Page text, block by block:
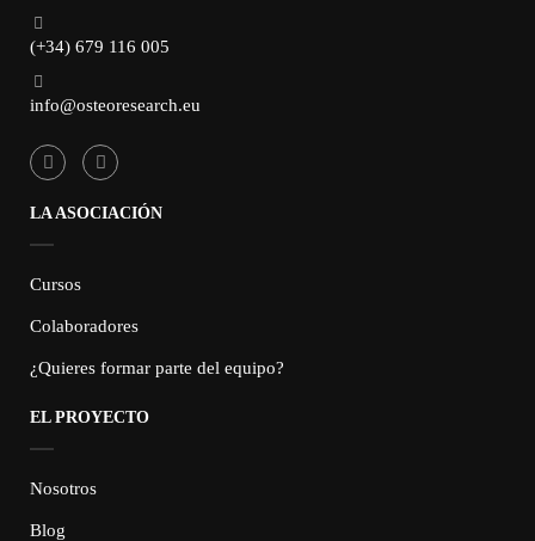
(+34) 679 116 005
info@osteoresearch.eu
LA ASOCIACIÓN
Cursos
Colaboradores
¿Quieres formar parte del equipo?
EL PROYECTO
Nosotros
Blog